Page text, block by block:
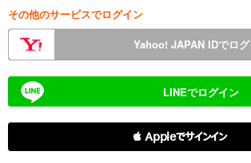
その他のサービスでログイン
Yahoo! JAPAN IDでロ
LINEでログイン
 Appleでサインイン